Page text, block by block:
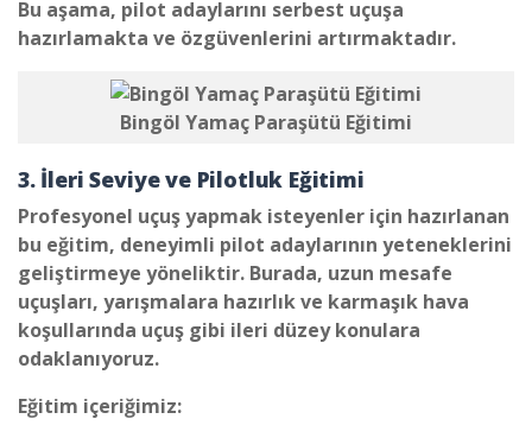
Bu aşama, pilot adaylarını serbest uçuşa
hazırlamakta ve özgüvenlerini artırmaktadır.
Bingöl Yamaç Paraşütü Eğitimi
3. İleri Seviye ve Pilotluk Eğitimi
Profesyonel uçuş yapmak isteyenler için hazırlanan
bu eğitim, deneyimli pilot adaylarının yeteneklerini
geliştirmeye yöneliktir. Burada, uzun mesafe
uçuşları, yarışmalara hazırlık ve karmaşık hava
koşullarında uçuş gibi ileri düzey konulara
odaklanıyoruz.
Eğitim içeriğimiz: